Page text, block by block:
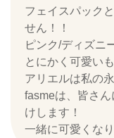
フェイスパック
せん！！
ピンク/ディズニ
とにかく可愛い
アリエルは私の
fasmeは、皆さ
けします！
一緒に可愛くな